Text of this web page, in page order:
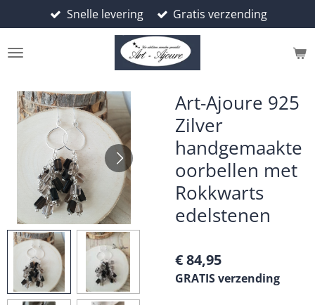
direct
naar
Snelle levering Gratis verzending
Art-Ajoure 925
Zilver
handgemaakte
oorbellen met
Rokkwarts
edelstenen
€ 84,95
GRATIS verzending